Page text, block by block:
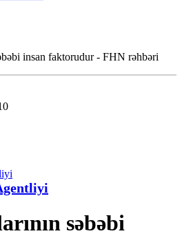
insan faktorudur - FHN rəhbəri
səbəbi